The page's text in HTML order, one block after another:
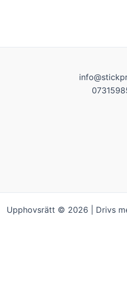
Upphovsrätt © 2026 | Drivs